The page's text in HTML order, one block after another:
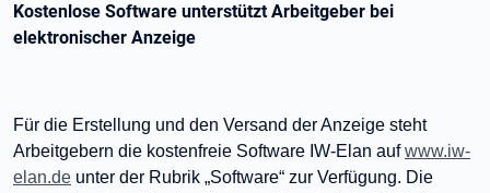
Kostenlose Software unterstützt Arbeitgeber bei
elektronischer Anzeige
Für die Erstellung und den Versand der Anzeige steht
Arbeitgebern die kostenfreie Software IW-Elan aufwww.iw-
elan.de unter der Rubrik „Software“ zur Verfügung. Die